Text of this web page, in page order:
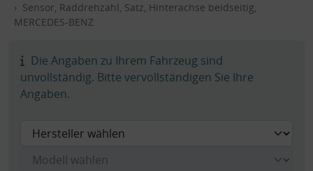
Sensor, Raddrehzahl, Satz, Hinterachse beidseitig,
MERCEDES-BENZ
Die Angaben zu Ihrem Fahrzeug sind
unvollständig. Bitte vervollständigen Sie Ihre
Angaben.